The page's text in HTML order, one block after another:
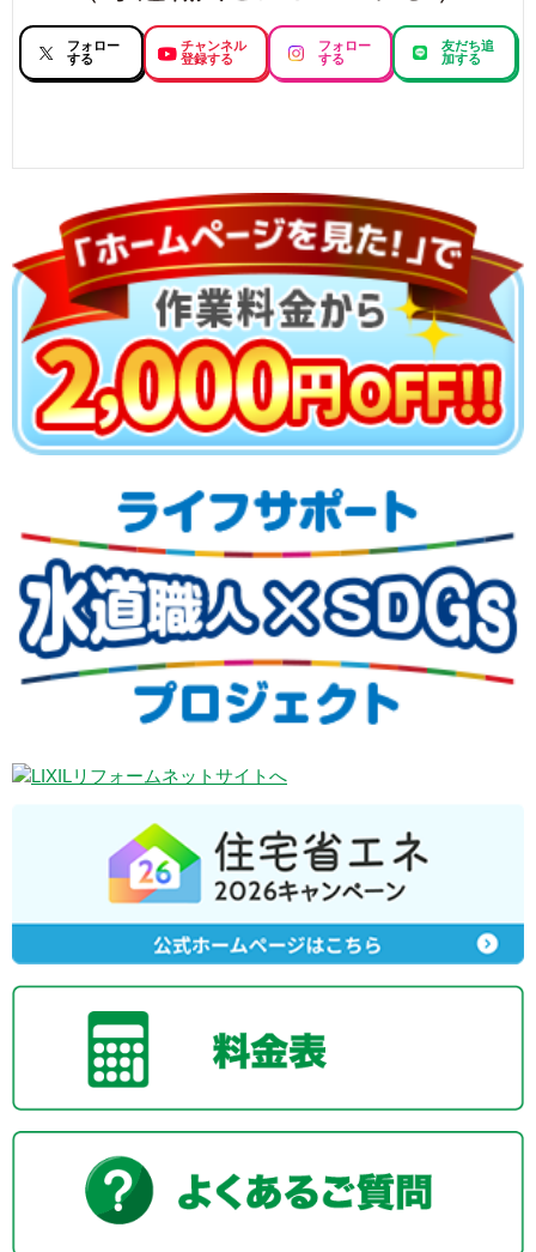
フォロー
する
チャンネル
登録する
フォロー
する
友だち追
加する